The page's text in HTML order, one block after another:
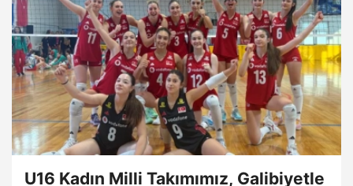
U16 Kadın Milli Takımımız, Galibiyetle